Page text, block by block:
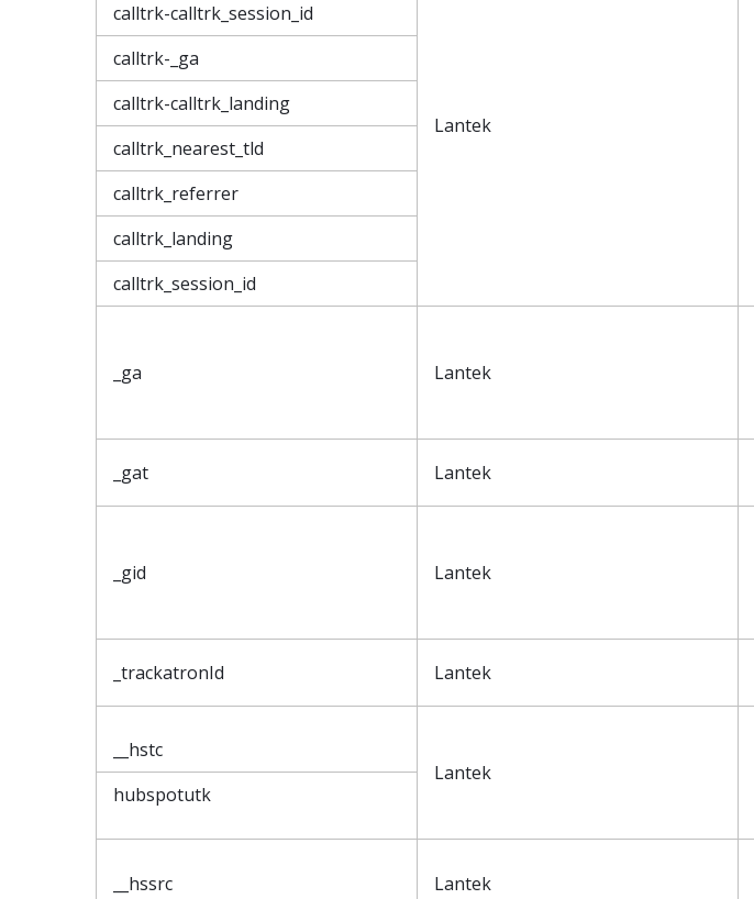
calltrk-calltrk_session_id
calltrk-_ga
calltrk-calltrk_landing
calltrk_nearest_tld
calltrk_referrer
calltrk_landing
calltrk_session_id
Lantek
_ga Lantek
_gat Lantek
_gid Lantek
_trackatronId Lantek
__hstc
hubspotutk
Lantek
__hssrc Lantek